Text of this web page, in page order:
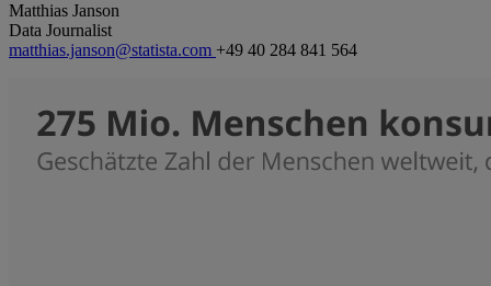
Matthias Janson
Data Journalist
matthias.janson@statista.com +49 40 284 841 564